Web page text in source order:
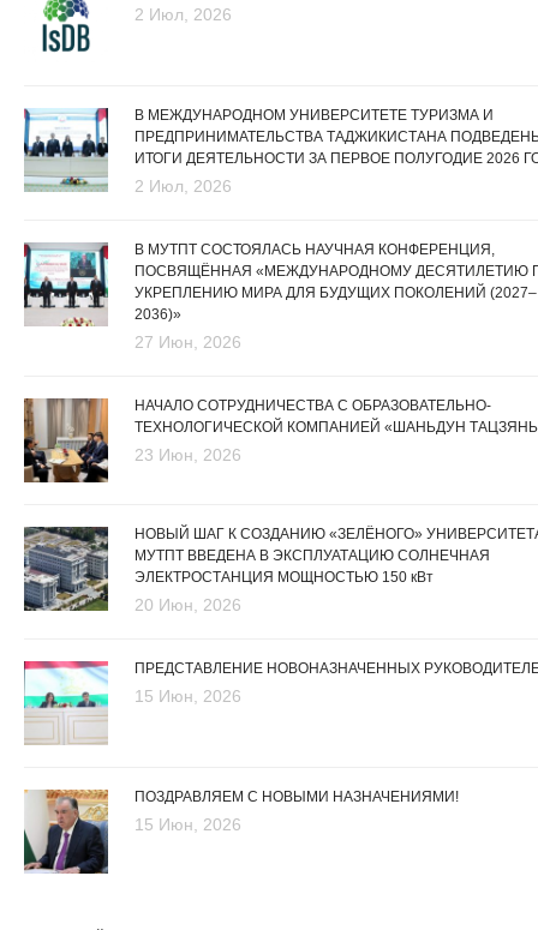
2 Июл, 2026
В МЕЖДУНАРОДНОМ УНИВЕРСИТЕТЕ ТУРИЗМА И
ПРЕДПРИНИМАТЕЛЬСТВА ТАДЖИКИСТАНА
ИТОГИ ДЕЯТЕЛЬНОСТИ ЗА ПЕРВОЕ ПОЛУГОДИЕ 2026
2 Июл, 2026
В МУТПТ СОСТОЯЛАСЬ НАУЧНАЯ КОНФЕРЕНЦИЯ,
ПОСВЯЩЁННАЯ «МЕЖДУНАРОДНОМУ ДЕСЯТИЛЕТИЮ
УКРЕПЛЕНИЮ МИРА ДЛЯ БУДУЩИХ ПОКОЛЕНИЙ (2027–
2036)»
27 Июн, 2026
НАЧАЛО СОТРУДНИЧЕСТВА С ОБРАЗОВАТЕЛЬНО-
ТЕХНОЛОГИЧЕСКОЙ КОМПАНИЕЙ «ШАНЬДУН
23 Июн, 2026
НОВЫЙ ШАГ К СОЗДАНИЮ «ЗЕЛЁНОГО»
МУТПТ ВВЕДЕНА В ЭКСПЛУАТАЦИЮ СОЛНЕЧНАЯ
ЭЛЕКТРОСТАНЦИЯ МОЩНОСТЬЮ 150 кВт
20 Июн, 2026
ПРЕДСТАВЛЕНИЕ НОВОНАЗНАЧЕННЫХ
15 Июн, 2026
ПОЗДРАВЛЯЕМ С НОВЫМИ НАЗНАЧЕНИЯМИ!
15 Июн, 2026